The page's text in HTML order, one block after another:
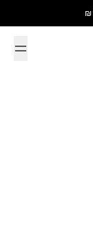
Skip to content